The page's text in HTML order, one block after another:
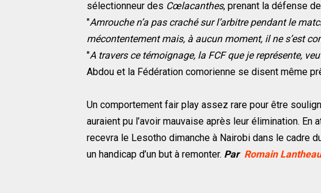
sélectionneur des Cœlacanthes, prenant la défense
"Amrouche n’a pas craché sur l’arbitre pendant le
mécontentement mais, à aucun moment, il ne s’est
"A travers ce témoignage, la FCF que je représente,
Abdou et la Fédération comorienne se disent même
Un comportement fair play assez rare pour être
auraient pu l’avoir mauvaise après leur élimination. En
recevra le Lesotho dimanche à Nairobi dans le cadre
un handicap d’un but à remonter. Par Romain